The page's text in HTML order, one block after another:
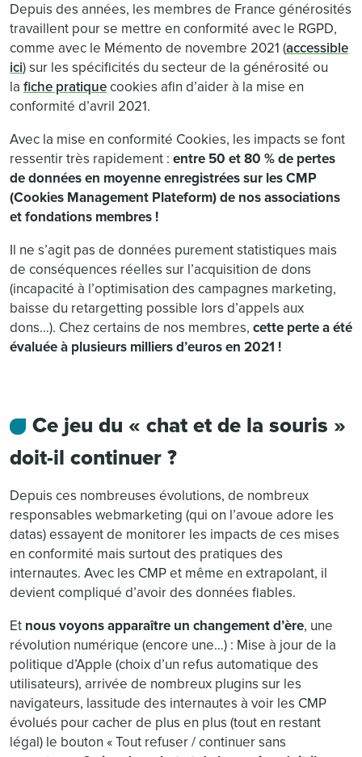
Depuis des années, les membres de France générosités
travaillent pour se mettre en conformité avec le RGPD,
comme avec le Mémento de novembre 2021 (accessible
ici) sur les spécificités du secteur de la générosité ou
la fiche pratiquecookies afin d’aider à la mise en
conformité d’avril 2021.
Avec la mise en conformité Cookies, les impacts se font
ressentir très rapidement : entre 50 et 80 % de pertes
de données en moyenne enregistrées sur les CMP
(Cookies Management Plateform) de nos associations
et fondations membres !
Il ne s’agit pas de données purement statistiques mais
de conséquences réelles sur l’acquisition de dons
(incapacité à l’optimisation des campagnes marketing,
baisse du retargetting possible lors d’appels aux
dons…). Chez certains de nos membres, cette perte a été
évaluée à plusieurs milliers d’euros en 2021 !
Ce jeu du « chat et de la souris »
doit-il continuer ?
Depuis ces nombreuses évolutions, de nombreux
responsables webmarketing (qui on l’avoue adore les
datas) essayent de monitorer les impacts de ces mises
en conformité mais surtout des pratiques des
internautes. Avec les CMP et même en extrapolant, il
devient compliqué d’avoir des données fiables.
Et nous voyons apparaître un changement d’ère, une
révolution numérique (encore une…) : Mise à jour de la
politique d’Apple (choix d’un refus automatique des
utilisateurs), arrivée de nombreux plugins sur les
navigateurs, lassitude des internautes à voir les CMP
évolués pour cacher de plus en plus (tout en restant
légal) le bouton « Tout refuser / continuer sans